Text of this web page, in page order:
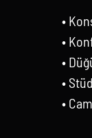
•
•
•
•
•